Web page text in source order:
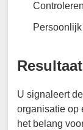
U signaleert
organisatie op
het belang